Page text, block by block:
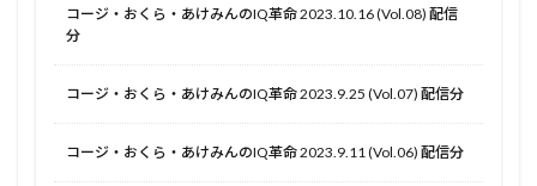
コージ・おくら・あけみんのIQ革命 2023.10.16 (Vol.08) 配信
分
コージ・おくら・あけみんのIQ革命 2023.9.25 (Vol.07) 配信分
コージ・おくら・あけみんのIQ革命 2023.9.11 (Vol.06) 配信分